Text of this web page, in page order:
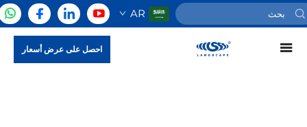
AR
احصل على عرض أسعار